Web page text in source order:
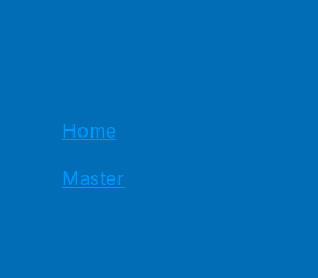
Home
Master